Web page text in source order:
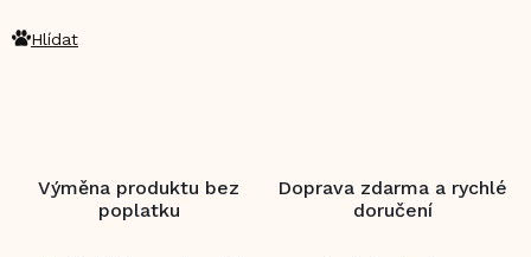
Hlídat
Výměna produktu bez
poplatku
Doprava zdarma a rychlé
doručení